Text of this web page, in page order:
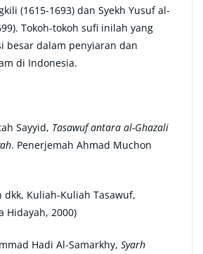
(1615-1693) dan Syekh Yusuf al-
Tokoh-tokoh sufi inilah yang
besar dalam penyiaran dan
di Indonesia.
Sayyid, Tasawuf antara al-Ghazali
. Penerjemah Ahmad Muchon
dkk, Kuliah-Kuliah Tasawuf,
Hidayah, 2000)
Hadi Al-Samarkhy, Syarh